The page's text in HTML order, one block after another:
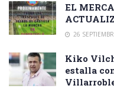
EL
26
Kiko
estalla